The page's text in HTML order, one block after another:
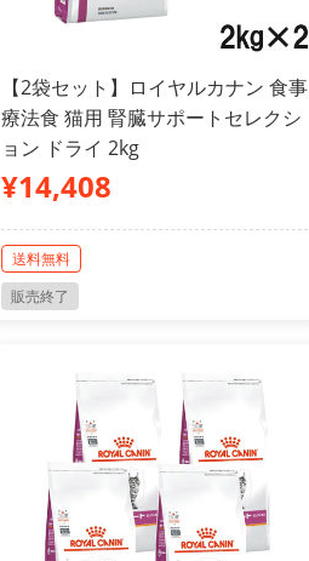
【2袋セット】ロイヤルカナン 食事
療法食 猫用 腎臓サポートセレクシ
ョン ドライ 2kg
¥14,408
送料無料
販売終了